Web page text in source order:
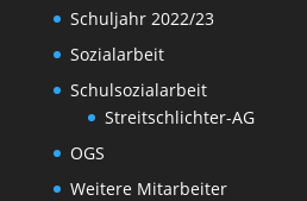
Schuljahr 2022/23
Sozialarbeit
Schulsozialarbeit
Streitschlichter-AG
OGS
Weitere Mitarbeiter